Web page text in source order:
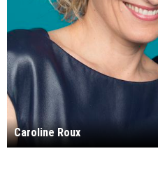
Caroline Roux